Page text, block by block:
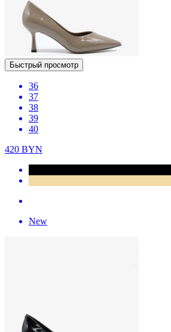
Быстрый просмотр
36
37
38
39
40
420 BYN
New